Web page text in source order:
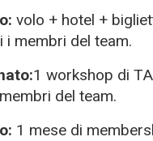
volo + hotel +
membri del team.
1 workshop di
del team.
1 mese di